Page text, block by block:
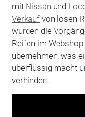
mit Nissan und
Verkaufvon losen
wurden die
Reifen im
übernehmen, was
überflüssig macht
verhindert.